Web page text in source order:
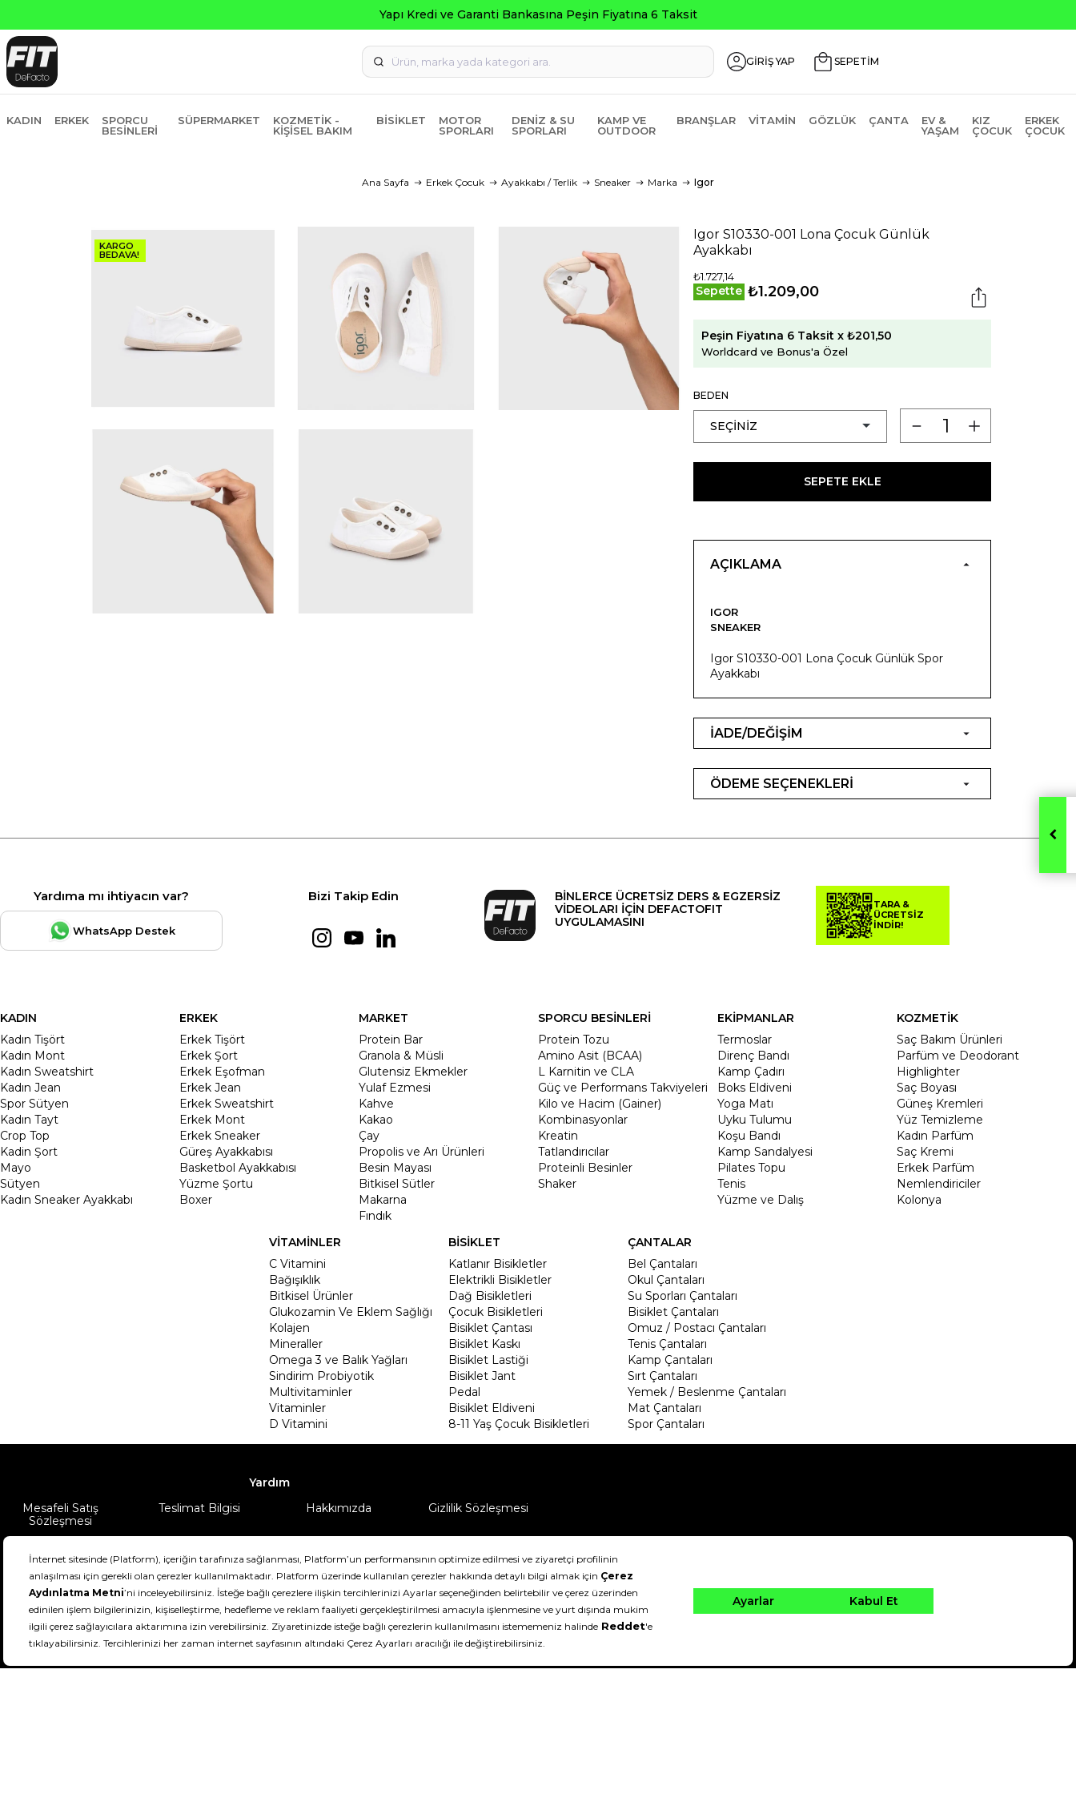
GİRİŞ YAP SEPETİM
KADIN ERKEK
SPORCU
BESINLERI
SÜPERMARKET
KOZMETIK -
KIŞISEL BAKIM
BISIKLET
MOTOR
SPORLARI
DENIZ & SU
SPORLARI
KAMP VE
OUTDOOR
BRANŞLAR VITAMIN GÖZLÜK ÇANTA
EV &
YAŞAM
KIZ
ÇOCUK
ERKEK
ÇOCUK
Ana Sayfa Erkek Çocuk Ayakkabı / Terlik Sneaker Marka Igor
KARGO
BEDAVA!
Igor S10330-001 Lona Çocuk Günlük
Ayakkabı
₺1.727,14
Sepette ₺1.209,00
Peşin Fiyatına 6 Taksit x ₺201,50
Worldcard ve Bonus'a Özel
BEDEN
SEPETE EKLE
AÇIKLAMA
IGOR
SNEAKER
Igor S10330-001 Lona Çocuk Günlük Spor
Ayakkabı
İADE/DEĞİŞİM
ÖDEME SEÇENEKLERİ
Yardıma mı ihtiyacın var?
WhatsApp Destek
Bizi Takip Edin
BİNLERCE ÜCRETSİZ DERS & EGZERSİZ
VİDEOLARI İÇİN DEFACTOFIT
UYGULAMASINI
TARA &
ÜCRETSİZ
İNDİR!
KADIN
Kadın Tişört
Kadın Mont
Kadın Sweatshirt
Kadın Jean
Spor Sütyen
Kadın Tayt
Crop Top
Kadin Şort
Mayo
Sütyen
Kadın Sneaker Ayakkabı
ERKEK
Erkek Tişört
Erkek Şort
Erkek Eşofman
Erkek Jean
Erkek Sweatshirt
Erkek Mont
Erkek Sneaker
Güreş Ayakkabısı
Basketbol Ayakkabısı
Yüzme Şortu
Boxer
MARKET
Protein Bar
Granola & Müsli
Glutensiz Ekmekler
Yulaf Ezmesi
Kahve
Kakao
Çay
Propolis ve Arı Ürünleri
Besin Mayası
Bitkisel Sütler
Makarna
Fındık
SPORCU BESİNLERİ
Protein Tozu
Amino Asit (BCAA)
L Karnitin ve CLA
Güç ve Performans Takviyeleri
Kilo ve Hacim (Gainer)
Kombinasyonlar
Kreatin
Tatlandırıcılar
Proteinli Besinler
Shaker
EKİPMANLAR
Termoslar
Direnç Bandı
Kamp Çadırı
Boks Eldiveni
Yoga Matı
Uyku Tulumu
Koşu Bandı
Kamp Sandalyesi
Pilates Topu
Tenis
Yüzme ve Dalış
KOZMETİK
Saç Bakım Ürünleri
Parfüm ve Deodorant
Highlighter
Saç Boyası
Güneş Kremleri
Yüz Temizleme
Kadın Parfüm
Saç Kremi
Erkek Parfüm
Nemlendiriciler
Kolonya
VİTAMİNLER
C Vitamini
Bağışıklık
Bitkisel Ürünler
Glukozamin Ve Eklem Sağlığı
Kolajen
Mineraller
Omega 3 ve Balık Yağları
Sindirim Probiyotik
Multivitaminler
Vitaminler
D Vitamini
BİSİKLET
Katlanır Bisikletler
Elektrikli Bisikletler
Dağ Bisikletleri
Çocuk Bisikletleri
Bisiklet Çantası
Bisiklet Kaskı
Bisiklet Lastiği
Bisiklet Jant
Pedal
Bisiklet Eldiveni
8-11 Yaş Çocuk Bisikletleri
ÇANTALAR
Bel Çantaları
Okul Çantaları
Su Sporları Çantaları
Bisiklet Çantaları
Omuz / Postacı Çantaları
Tenis Çantaları
Kamp Çantaları
Sırt Çantaları
Yemek / Beslenme Çantaları
Mat Çantaları
Spor Çantaları
Yardım
Mesafeli Satış
Sözleşmesi
Teslimat Bilgisi Hakkımızda Gizlilik Sözleşmesi
DeFactoFIT ©️ 2022-2026. Tüm hakları saklıdır.